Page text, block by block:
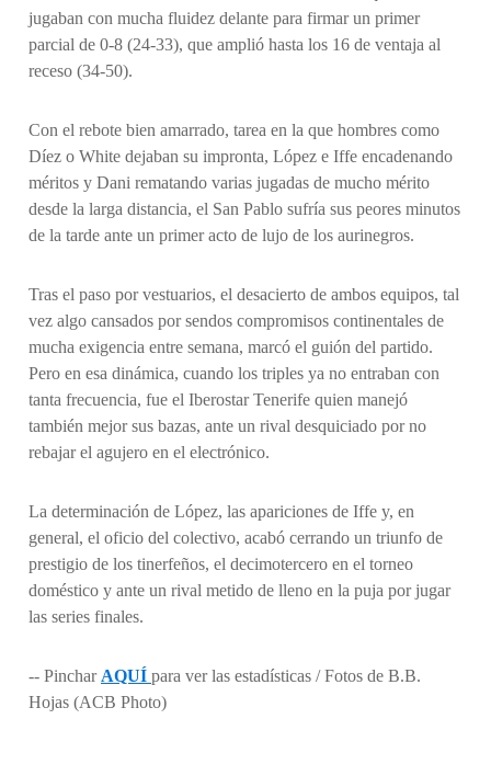
jugaban con mucha fluidez delante para firmar un primer
parcial de 0-8 (24-33), que amplió hasta los 16 de ventaja al
receso (34-50).
Con el rebote bien amarrado, tarea en la que hombres como
Díez o White dejaban su impronta, López e Iffe encadenando
méritos y Dani rematando varias jugadas de mucho mérito
desde la larga distancia, el San Pablo sufría sus peores minutos
de la tarde ante un primer acto de lujo de los aurinegros.
Tras el paso por vestuarios, el desacierto de ambos equipos, tal
vez algo cansados por sendos compromisos continentales de
mucha exigencia entre semana, marcó el guión del partido.
Pero en esa dinámica, cuando los triples ya no entraban con
tanta frecuencia, fue el Iberostar Tenerife quien manejó
también mejor sus bazas, ante un rival desquiciado por no
rebajar el agujero en el electrónico.
La determinación de López, las apariciones de Iffe y, en
general, el oficio del colectivo, acabó cerrando un triunfo de
prestigio de los tinerfeños, el decimotercero en el torneo
doméstico y ante un rival metido de lleno en la puja por jugar
las series finales.
-- Pinchar AQUÍ para ver las estadísticas / Fotos de B.B.
Hojas (ACB Photo)